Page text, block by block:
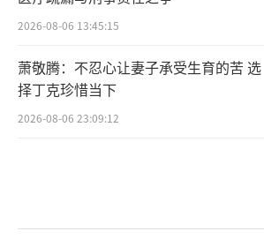
2026-08-06 13:45:15
萧敬腾：不忍心让妻子承受生育的苦 选
择丁克珍惜当下
2026-08-06 23:09:12